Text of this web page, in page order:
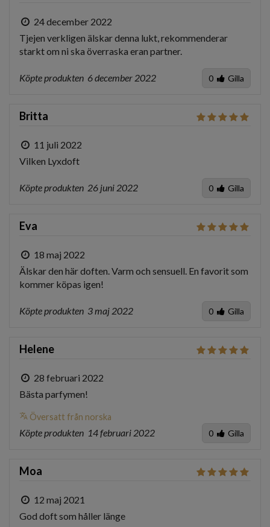
24 december 2022
Tjejen verkligen älskar denna lukt, rekommenderar
starkt om ni ska överraska eran partner.
Köpte produkten 6 december 2022 0 Gilla
Britta
11 juli 2022
Vilken Lyxdoft
Köpte produkten 26 juni 2022 0 Gilla
Eva
18 maj 2022
Älskar den här doften. Varm och sensuell. En favorit som
kommer köpas igen!
Köpte produkten 3 maj 2022 0 Gilla
Helene
28 februari 2022
Bästa parfymen!
translate Översatt från norska
Köpte produkten 14 februari 2022 0 Gilla
Moa
12 maj 2021
God doft som håller länge